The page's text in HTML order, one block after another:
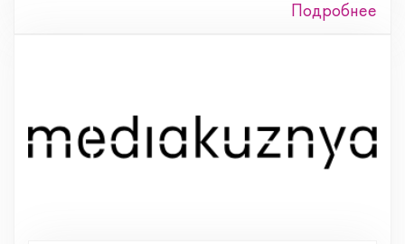
Подробнее